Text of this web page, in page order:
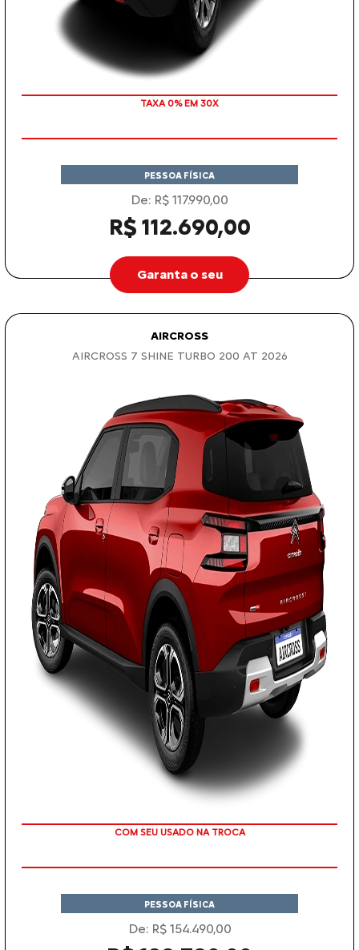
TAXA 0% EM 30X
PESSOA FÍSICA
De: R$ 117.990,00
R$ 112.690,00
Garanta o seu
AIRCROSS
AIRCROSS 7 SHINE TURBO 200 AT 2026
TAXA ZERO
PESSOA FÍSICA
De: R$ 154.490,00